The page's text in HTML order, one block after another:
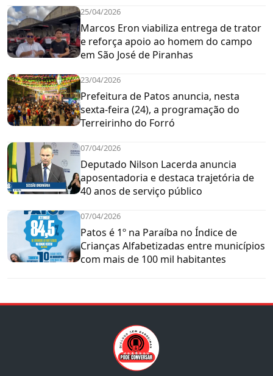
25/04/2026
Marcos Eron viabiliza entrega de trator
e reforça apoio ao homem do campo
em São José de Piranhas
23/04/2026
Prefeitura de Patos anuncia, nesta
sexta-feira (24), a programação do
Terreirinho do Forró
07/04/2026
Deputado Nilson Lacerda anuncia
aposentadoria e destaca trajetória de
40 anos de serviço público
07/04/2026
Patos é 1º na Paraíba no Índice de
Crianças Alfabetizadas entre municípios
com mais de 100 mil habitantes